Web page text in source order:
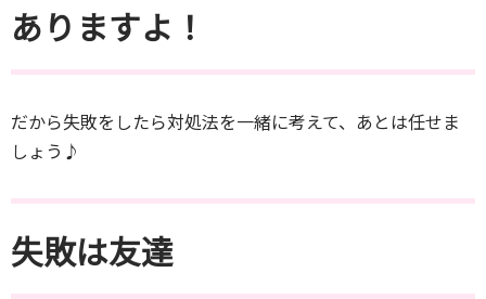
ありますよ！
だから失敗をしたら対処法を一緒に考えて、あとは任せま
しょう♪
失敗は友達